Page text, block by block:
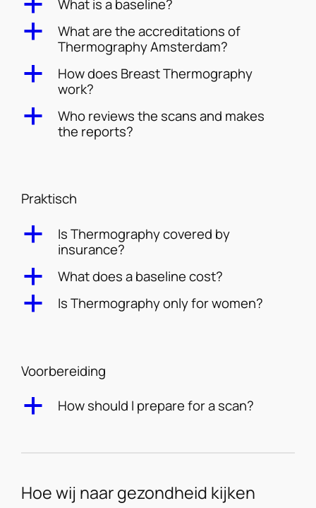
a What is a baseline?
a
What are the accreditations of
Thermography Amsterdam?
a
How does Breast Thermography
work?
a
Who reviews the scans and makes
the reports?
Praktisch
a
Is Thermography covered by
insurance?
a What does a baseline cost?
a Is Thermography only for women?
Voorbereiding
a How should I prepare for a scan?
Hoe wij naar gezondheid kijken